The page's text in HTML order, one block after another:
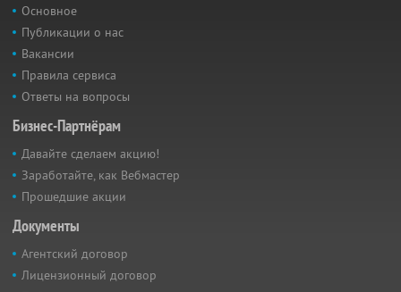
Основное
Публикации о нас
Вакансии
Правила сервиса
Ответы на вопросы
Бизнес-Партнёрам
Давайте сделаем акцию!
Заработайте, как Вебмастер
Прошедшие акции
Документы
Агентский договор
Лицензионный договор